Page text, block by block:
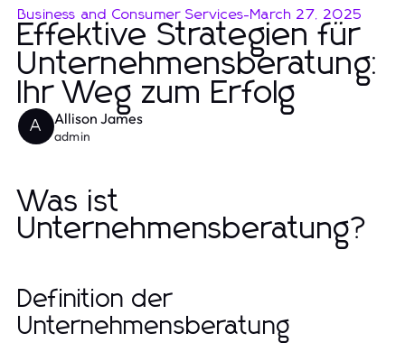
Business and Consumer Services-March 27, 2025
Effektive Strategien für
Unternehmensberatung:
Ihr Weg zum Erfolg
A Allison James
admin
Was ist
Unternehmensberatung?
Definition der
Unternehmensberatung